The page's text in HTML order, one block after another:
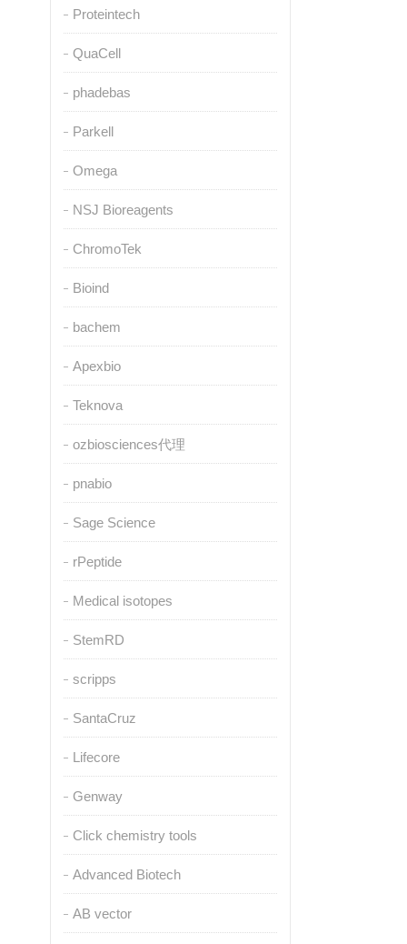
Proteintech
QuaCell
phadebas
Parkell
Omega
NSJ Bioreagents
ChromoTek
Bioind
bachem
Apexbio
Teknova
ozbiosciences代理
pnabio
Sage Science
rPeptide
Medical isotopes
StemRD
scripps
SantaCruz
Lifecore
Genway
Click chemistry tools
Advanced Biotech
AB vector